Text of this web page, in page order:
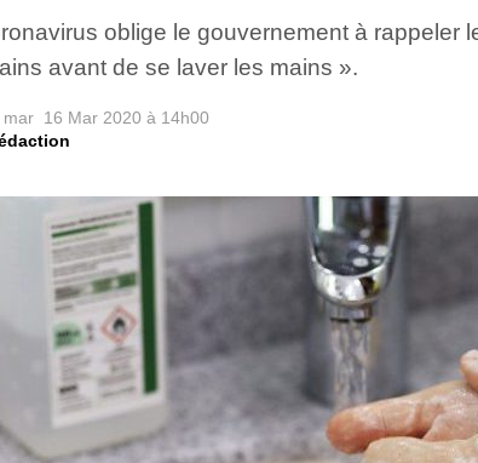
oblige le gouvernement à rappeler
avant de se laver les mains ».
mar 16 Mar 2020 à 14h00